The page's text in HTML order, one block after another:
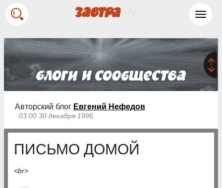
Авторский блог Евгений Нефедов
03:00 30 декабря 1996
ПИСЬМО ДОМОЙ
<br>